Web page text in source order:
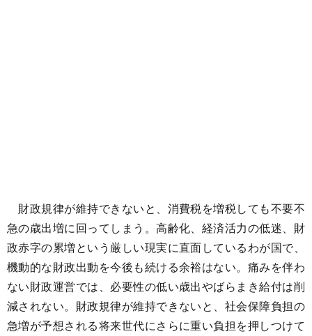
財政規律が維持できないと、消費税を増税しても不要不
急の歳出増に回ってしまう。高齢化、経済活力の低迷、財
政赤字の累増という厳しい現実に直面しているわが国で、
機動的な財政出動を今後も続ける余裕はない。痛みを伴わ
ない財政運営では、必要性の低い歳出やばらまき給付は削
減されない。財政規律が維持できないと、社会保障負担の
急増が予想される将来世代にさらに重い負担を押しつけて